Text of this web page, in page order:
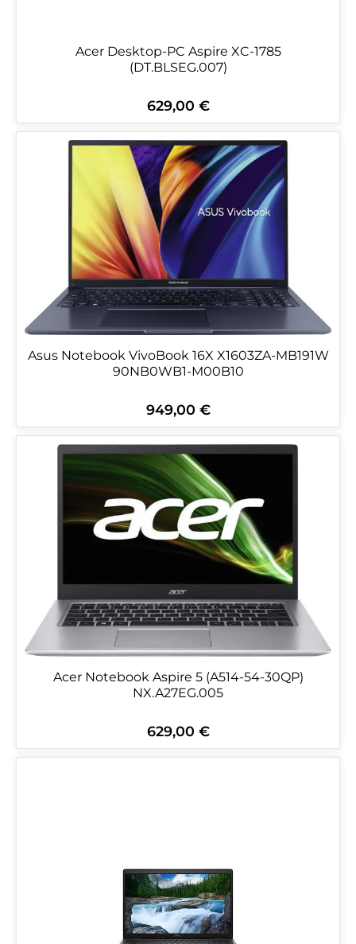
Acer Desktop-PC Aspire XC-1785
(DT.BLSEG.007)
Regulärer Preis:
629,00 €
Asus Notebook VivoBook 16X X1603ZA-MB191W
90NB0WB1-M00B10
Regulärer Preis:
949,00 €
Acer Notebook Aspire 5 (A514-54-30QP)
NX.A27EG.005
Regulärer Preis:
629,00 €